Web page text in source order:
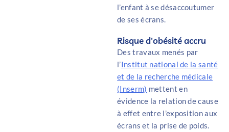
l’enfant à se désaccoutumer
de ses écrans.
Risque d'obésité accru
Des travaux menés par
l’Institut national de la santé
et de la recherche médicale
(Inserm) mettent en
évidence la relation de cause
à effet entre l’exposition aux
écrans et la prise de poids.